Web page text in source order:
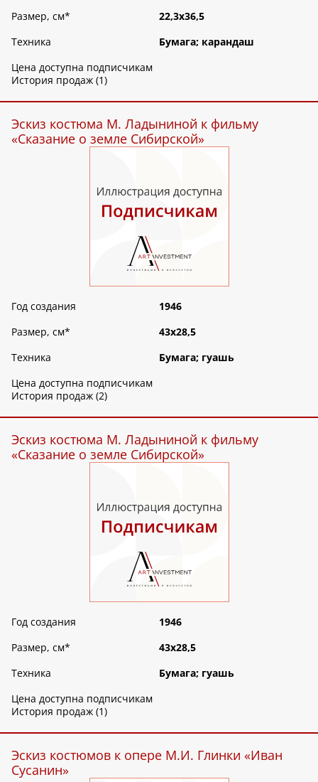
Размер, см*
22,3х36,5
Техника
Бумага; карандаш
Цена доступна подписчикам
История продаж (1)
Эскиз костюма М. Ладыниной к фильму
«Сказание о земле Сибирской»
Год создания
1946
Размер, см*
43х28,5
Техника
Бумага; гуашь
Цена доступна подписчикам
История продаж (2)
Эскиз костюма М. Ладыниной к фильму
«Сказание о земле Сибирской»
Год создания
1946
Размер, см*
43х28,5
Техника
Бумага; гуашь
Цена доступна подписчикам
История продаж (1)
Эскиз костюмов к опере М.И. Глинки «Иван
Сусанин»